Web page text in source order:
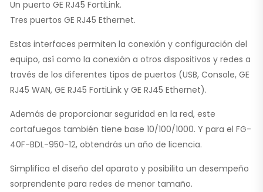
Un puerto GE RJ45 FortiLink.
Tres puertos GE RJ45 Ethernet.
Estas interfaces permiten la conexión y configuración del
equipo, así como la conexión a otros dispositivos y redes a
través de los diferentes tipos de puertos (USB, Console, GE
RJ45 WAN, GE RJ45 FortiLink y GE RJ45 Ethernet).
Además de proporcionar seguridad en la red, este
cortafuegos también tiene base 10/100/1000. Y para el FG-
40F-BDL-950-12, obtendrás un año de licencia.
Simplifica el diseño del aparato y posibilita un desempeño
sorprendente para redes de menor tamaño.